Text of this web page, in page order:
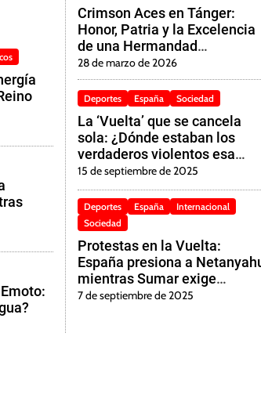
Crimson Aces en Tánger:
Honor, Patria y la Excelencia
de una Hermandad
Inquebrantable
28 de marzo de 2026
Deportes España Sociedad
La ‘Vuelta’ que se cancela
sola: ¿Dónde estaban los
verdaderos violentos esa
mañana?”
15 de septiembre de 2025
Deportes España
Internacional
Sociedad
Protestas en la Vuelta:
España presiona a
mientras Sumar exige
sanciones
7 de septiembre de 2025